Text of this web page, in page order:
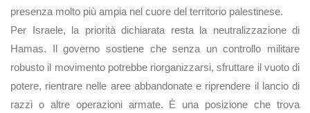
presenza molto più ampia nel cuore del territorio palestinese.
Per Israele, la priorità dichiarata resta la neutralizzazione di
Hamas. Il governo sostiene che senza un controllo militare
robusto il movimento potrebbe riorganizzarsi, sfruttare il vuoto di
potere, rientrare nelle aree abbandonate e riprendere il lancio di
razzi o altre operazioni armate. È una posizione che trova